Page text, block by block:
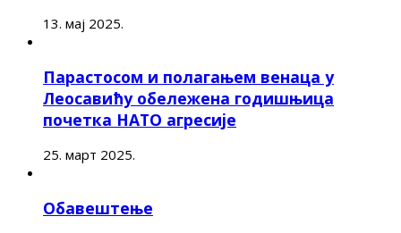
13. мај 2025.
Парастосом и полагањем венаца у
Леосавићу обележена годишњица
почетка НАТО агресије
25. март 2025.
Обавештење